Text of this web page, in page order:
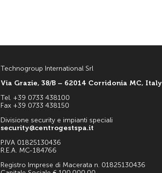
Technogroup International Srl
Via Grazie, 38/B – 62014 Corridonia MC, Italy
Tel. +39 0733 438100
Fax +39 0733 438150
Divisione security e impianti speciali
security@centrogestspa.it
P.IVA 01825130436
R.E.A. MC-184766
Registro Imprese di Macerata n. 01825130436